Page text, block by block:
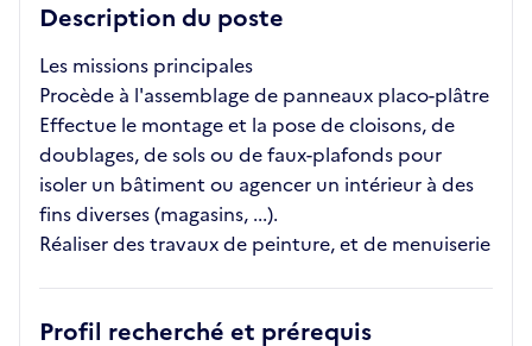
Description du poste
Les missions principales
Procède à l'assemblage de panneaux placo-plâtre
Effectue le montage et la pose de cloisons, de
doublages, de sols ou de faux-plafonds pour
isoler un bâtiment ou agencer un intérieur à des
fins diverses (magasins, ...).
Réaliser des travaux de peinture, et de menuiserie
Profil recherché et prérequis